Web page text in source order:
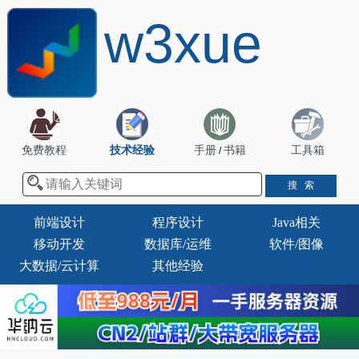
w3xue
免费教程 技术经验 手册/书籍 工具箱
前端设计 程序设计
Java相关
移动开发
数据库/运维
软件/图像
大数据/云计算
其他经验